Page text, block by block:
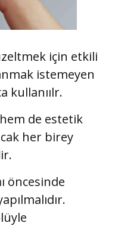
için etkili
istemeyen
kullanıılr.
de estetik
her birey
öncesinde